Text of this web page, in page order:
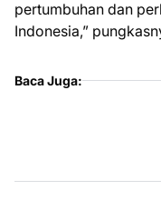
pertumbuhan dan
Indonesia,”
Baca Juga: